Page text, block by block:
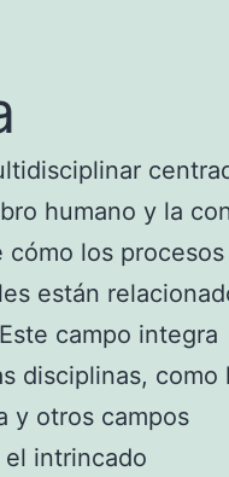
humano y la
cómo los procesos
están
campo integra
disciplinas, como
y otros campos
intrincado